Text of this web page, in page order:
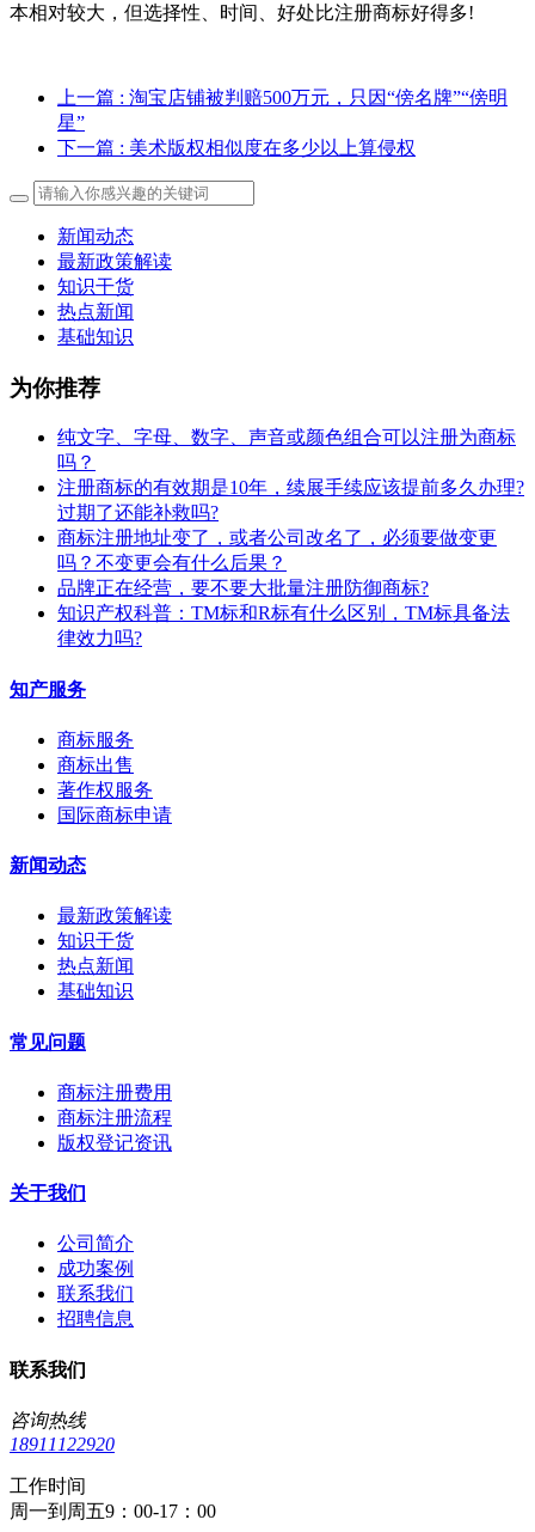
本相对较大，但选择性、时间、好处比注册商标好得多!
上一篇 : 淘宝店铺被判赔500万元，只因“傍名牌”“傍明
星”
下一篇 : 美术版权相似度在多少以上算侵权
新闻动态
最新政策解读
知识干货
热点新闻
基础知识
为你推荐
纯文字、字母、数字、声音或颜色组合可以注册为商标
吗？
注册商标的有效期是10年，续展手续应该提前多久办理?
过期了还能补救吗?
商标注册地址变了，或者公司改名了，必须要做变更
吗？不变更会有什么后果？
​品牌正在经营，要不要大批量注册防御商标?
知识产权科普：TM标和R标有什么区别，TM标具备法
律效力吗?
知产服务
商标服务
商标出售
著作权服务
国际商标申请
新闻动态
最新政策解读
知识干货
热点新闻
基础知识
常见问题
商标注册费用
商标注册流程
版权登记资讯
关于我们
公司简介
成功案例
联系我们
招聘信息
联系我们
咨询热线
18911122920
工作时间
周一到周五9：00-17：00